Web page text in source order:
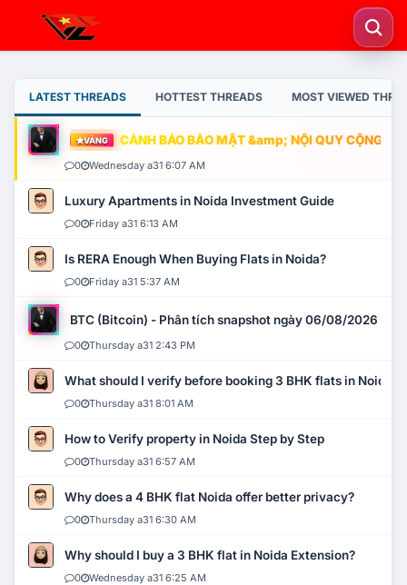
LATEST THREADS HOTTEST THREADS MOST VIEWED
VÀNG CẢNH BÁO BẢO MẬT &amp; NỘI QUY CỘNG
0 Wednesday a31 6:07 AM
Luxury Apartments in Noida Investment Guide
0 Friday a31 6:13 AM
Is RERA Enough When Buying Flats in Noida?
0 Friday a31 5:37 AM
BTC (Bitcoin) - Phân tích snapshot ngày 06/08/2026
0 Thursday a31 2:43 PM
What should I verify before booking 3 BHK flats in Noida?
0 Thursday a31 8:01 AM
How to Verify property in Noida Step by Step
0 Thursday a31 6:57 AM
Why does a 4 BHK flat Noida offer better privacy?
0 Thursday a31 6:30 AM
Why should I buy a 3 BHK flat in Noida Extension?
0 Wednesday a31 6:25 AM